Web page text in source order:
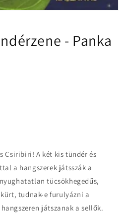
- Panka
Csiribiri! A két kis tündér és
a hangszerek játsszák a
tücsökhegedűs,
tudnak-e furulyázni a
játszanak a sellők.